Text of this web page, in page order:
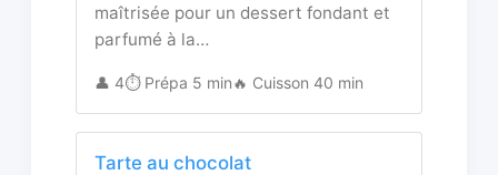
maîtrisée pour un dessert fondant et
parfumé à la…
👤 4⏱️ Prépa 5 min🔥 Cuisson 40 min
Tarte au chocolat